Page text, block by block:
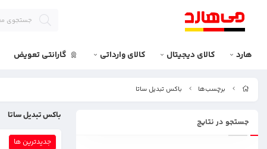
هارد کالای دیجیتال کالای وارداتی گارانتی تعویض
برچسب‌ها باکس تبدیل ساتا
جستجو در نتایج
باکس تبدیل ساتا
جدیدترین ها